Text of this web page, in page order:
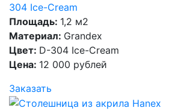
304 Ice-Cream
Площадь: 1,2 м2
Материал: Grandex
Цвет: D-304 Ice-Cream
Цена: 12 000 рублей
Заказать